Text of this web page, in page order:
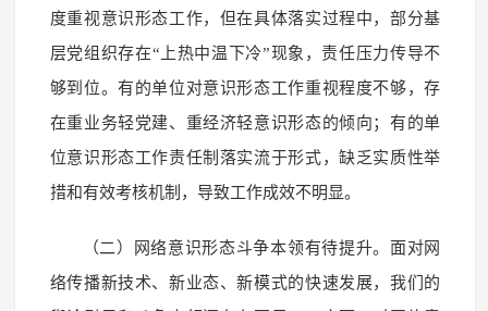
度重视意识形态工作，但在具体落实过程中，部分基
层党组织存在“上热中温下冷”现象，责任压力传导不
够到位。有的单位对意识形态工作重视程度不够，存
在重业务轻党建、重经济轻意识形态的倾向；有的单
位意识形态工作责任制落实流于形式，缺乏实质性举
措和有效考核机制，导致工作成效不明显。
（二）网络意识形态斗争本领有待提升。面对网
络传播新技术、新业态、新模式的快速发展，我们的